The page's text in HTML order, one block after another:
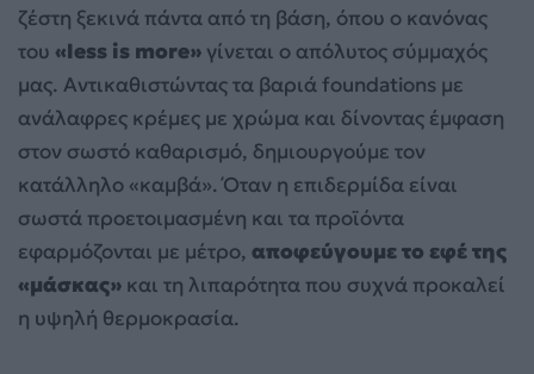
ζέστη ξεκινά πάντα από τη βάση, όπου ο κανόνας
του «less is more» γίνεται ο απόλυτος σύμμαχός
μας. Αντικαθιστώντας τα βαριά foundations με
ανάλαφρες κρέμες με χρώμα και δίνοντας έμφαση
στον σωστό καθαρισμό, δημιουργούμε τον
κατάλληλο «καμβά». Όταν η επιδερμίδα είναι
σωστά προετοιμασμένη και τα προϊόντα
εφαρμόζονται με μέτρο, αποφεύγουμε το εφέ της
«μάσκας» και τη λιπαρότητα που συχνά προκαλεί
η υψηλή θερμοκρασία.